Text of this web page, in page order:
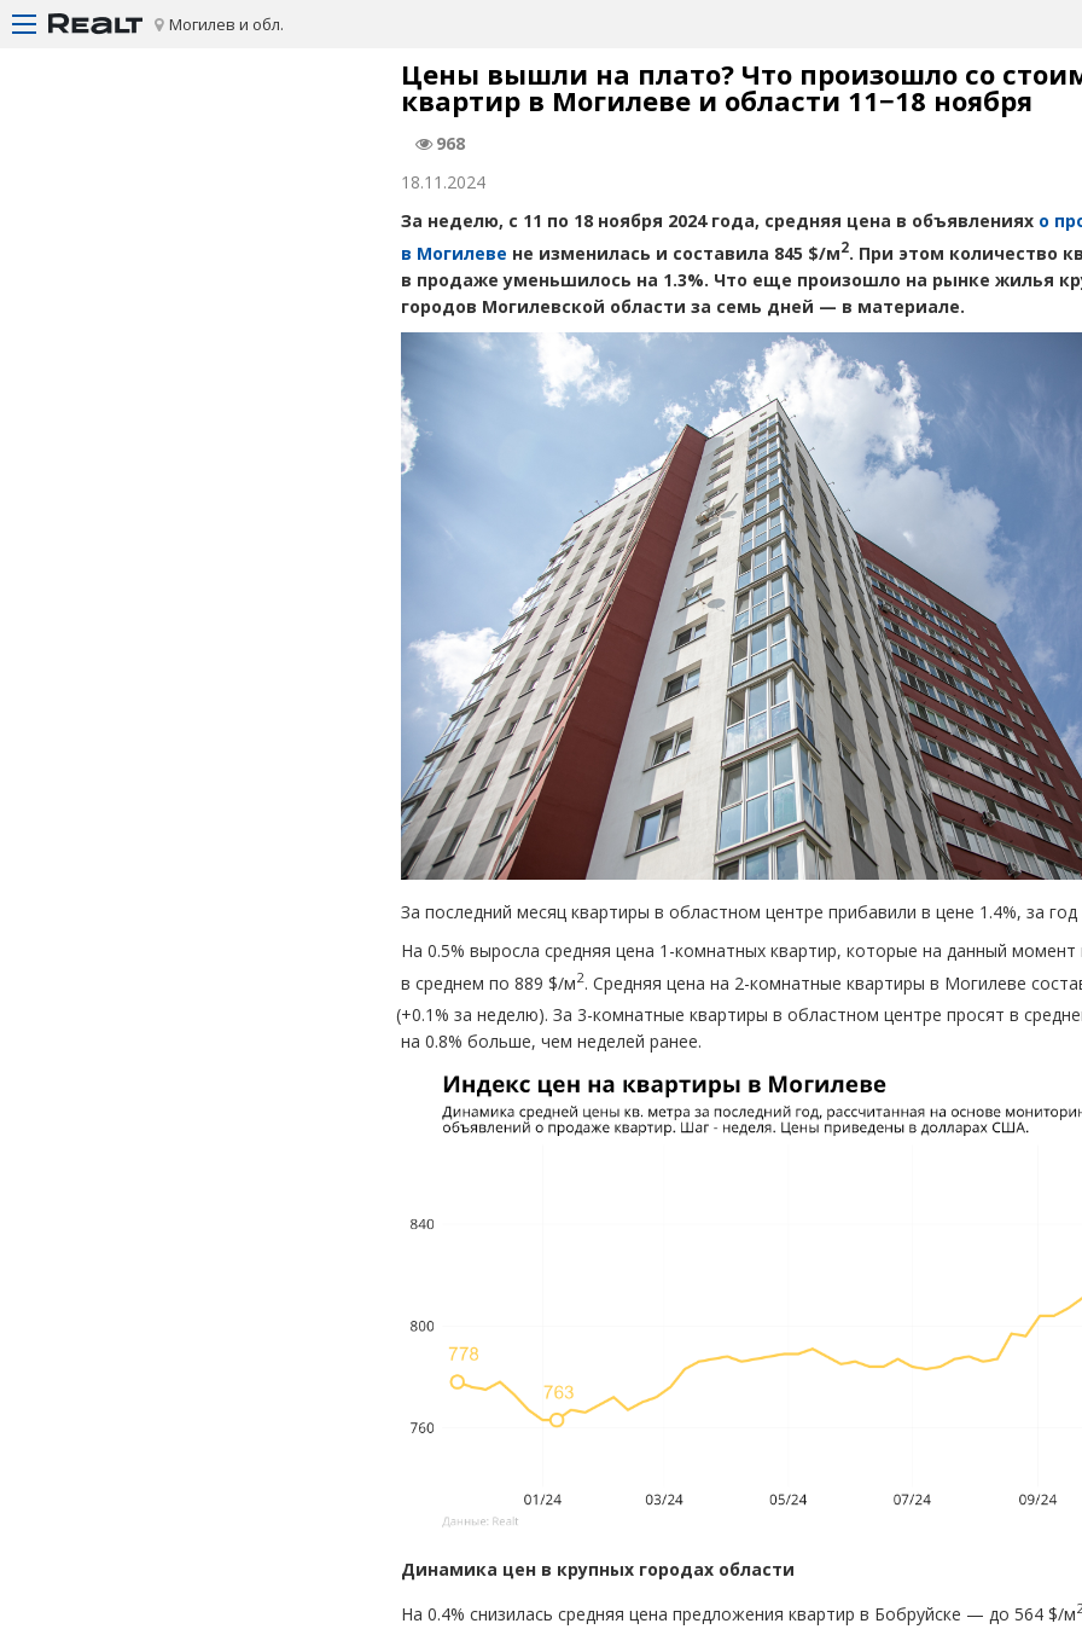
Могилев и обл.
Цены вышли на плато? Что произошло со
квартир в Могилеве и области 11−18 ноября
968
18.11.2024
За неделю, с 11 по 18 ноября 2024 года, средняя цена в объявлениях о
в Могилеве не изменилась и составила 845 $/м2. При этом количество
в продаже уменьшилось на 1.3%. Что еще произошло на рынке жилья
городов Могилевской области за семь дней — в материале.
За последний месяц квартиры в областном центре прибавили в цене 1.4%, за
На 0.5% выросла средняя цена 1-комнатных квартир, которые на данный
в среднем по 889 $/м2. Средняя цена на 2-комнатные квартиры в Могилеве
(+0.1% за неделю). За 3-комнатные квартиры в областном центре просят в
на 0.8% больше, чем неделей ранее.
Динамика цен в крупных городах области
На 0.4% снизилась средняя цена предложения квартир в Бобруйске — до 564 $/м